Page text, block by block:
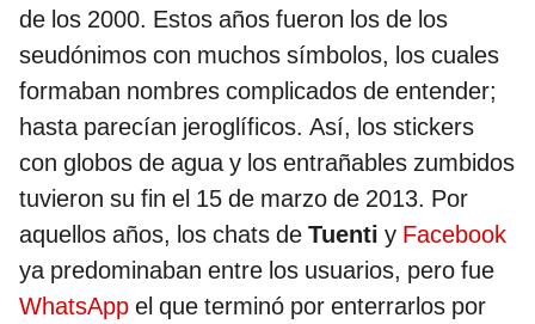
de los 2000. Estos años fueron los de los
seudónimos con muchos símbolos, los cuales
formaban nombres complicados de entender;
hasta parecían jeroglíficos. Así, los stickers
con globos de agua y los entrañables zumbidos
tuvieron su fin el 15 de marzo de 2013. Por
aquellos años, los chats de Tuenti y Facebook
ya predominaban entre los usuarios, pero fue
WhatsApp el que terminó por enterrarlos por